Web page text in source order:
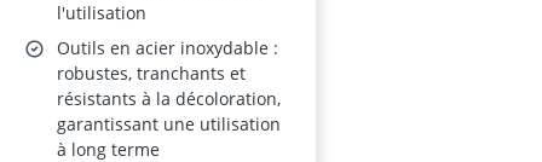
l'utilisation
Outils en acier inoxydable :
robustes, tranchants et
résistants à la décoloration,
garantissant une utilisation
à long terme